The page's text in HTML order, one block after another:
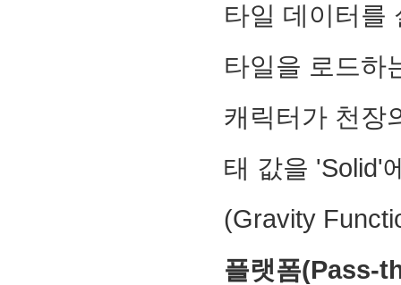
타일 데이터를
타일을 로드하
캐릭터가 천장
태 값을 'Solid'
(Gravity
플랫폼(Pass-